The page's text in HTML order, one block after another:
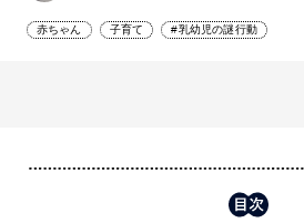
赤ちゃん 子育て #乳幼児の謎行動